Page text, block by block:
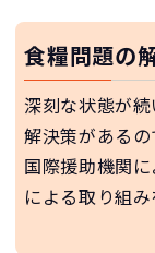
食糧問題の
深刻な状態が
解決策があるの
国際援助機関に
による取り組み